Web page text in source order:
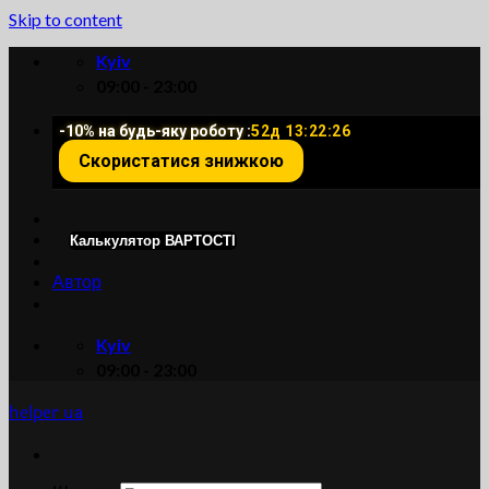
Skip to content
Kyiv
-10% на будь-яку роботу :52д 13:22:25
Скористатися знижкою
Калькулятор ВАРТОСТІ
Автор
Kyiv
helper ua